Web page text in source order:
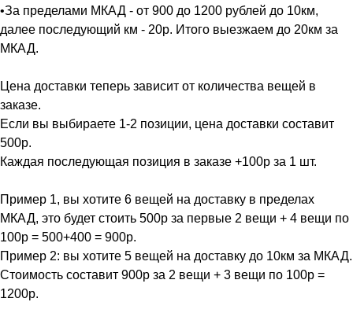
•За пределами МКАД - от 900 до 1200 рублей до 10км,
далее последующий км - 20р. Итого выезжаем до 20км за
МКАД.
Цена доставки теперь зависит от количества вещей в
заказе.
Если вы выбираете 1-2 позиции, цена доставки составит
500р.
Каждая последующая позиция в заказе +100р за 1 шт.
Пример 1, вы хотите 6 вещей на доставку в пределах
МКАД, это будет стоить 500р за первые 2 вещи + 4 вещи по
100р = 500+400 = 900р.
Пример 2: вы хотите 5 вещей на доставку до 10км за МКАД.
Стоимость составит 900р за 2 вещи + 3 вещи по 100р =
1200р.